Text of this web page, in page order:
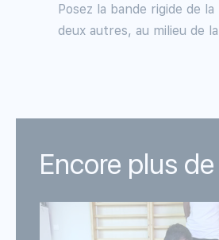
Posez la bande rigide de
deux autres, au milieu de
Encore plus